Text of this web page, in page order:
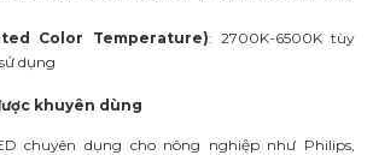
Color Temperature): 2700K-6500K tùy
dụng
khuyên dùng
chuyên dụng cho nông nghiệp như Philips,